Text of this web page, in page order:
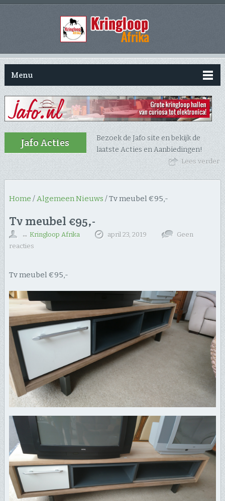
Menu
Jafo Acties
Bezoek de Jafo site en bekijk de
laatste Acties en Aanbiedingen!
Lees verder
Home /Algemeen Nieuws /Tv meubel €95,-
Tv meubel €95,-
↔ Kringloop Afrika april 23, 2019
Geen
reacties
Tv meubel €95,-